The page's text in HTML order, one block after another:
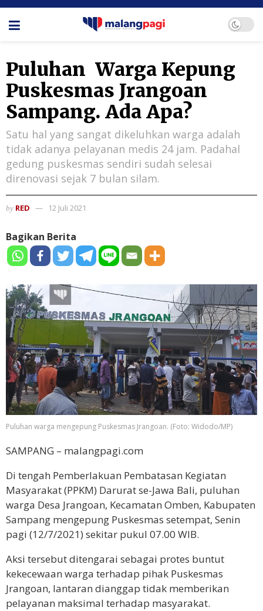
Puluhan Warga Kepung
Puskesmas Jrangoan
Sampang. Ada Apa?
Satu hal yang sangat dikeluhkan warga adalah
tidak adanya pelayanan medis 24 jam. Padahal
gedung puskesmas sendiri sudah selesai
direnovasi sejak 7 bulan silam.
by RED 12 Juli 2021
Bagikan Berita
Puluhan warga mengepung Puskesmas Jrangoan. (Foto: Widodo/MP)
SAMPANG – malangpagi.com
Di tengah Pemberlakuan Pembatasan Kegiatan
Masyarakat (PPKM) Darurat se-Jawa Bali, puluhan
warga Desa Jrangoan, Kecamatan Omben, Kabupaten
Sampang mengepung Puskesmas setempat, Senin
pagi (12/7/2021) sekitar pukul 07.00 WIB.
Aksi tersebut ditengarai sebagai protes buntut
kekecewaan warga terhadap pihak Puskesmas
Jrangoan, lantaran dianggap tidak memberikan
pelayanan maksimal terhadap masyarakat.